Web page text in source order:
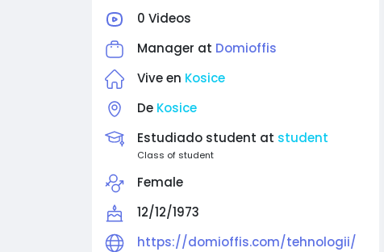
0 Videos
Manager at Domioffis
Vive en Kosice
De Kosice
Estudiado student at student
Class of student
Female
12/12/1973
https://domioffis.com/tehnologii/